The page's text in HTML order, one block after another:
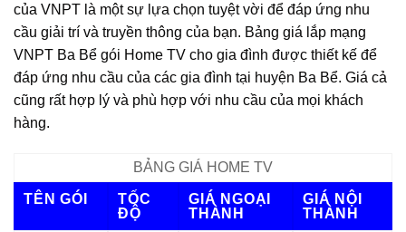
của VNPT là một sự lựa chọn tuyệt vời để đáp ứng nhu
cầu giải trí và truyền thông của bạn. Bảng giá lắp mạng
VNPT Ba Bể gói Home TV cho gia đình được thiết kế để
đáp ứng nhu cầu của các gia đình tại huyện Ba Bể. Giá cả
cũng rất hợp lý và phù hợp với nhu cầu của mọi khách
hàng.
BẢNG GIÁ HOME TV
TÊN GÓI
TỐC
ĐỘ
GIÁ NGOẠI
THÀNH
GIÁ NỘI
THÀNH